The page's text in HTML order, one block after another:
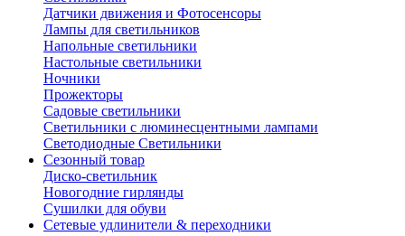
Датчики движения и Фотосенсоры
Лампы для светильников
Напольные светильники
Настольные светильники
Ночники
Прожекторы
Садовые светильники
Светильники с люминесцентными лампами
Светодиодные Светильники
Сезонный товар
Диско-светильник
Новогодние гирлянды
Сушилки для обуви
Сетевые удлинители & переходники